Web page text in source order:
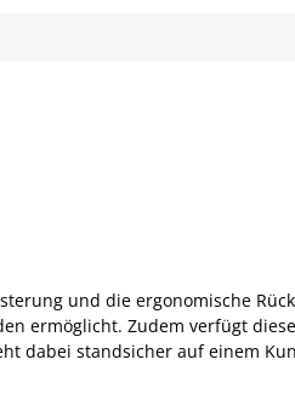
und die ergonomische
ermöglicht. Zudem verfügt
dabei standsicher auf einem